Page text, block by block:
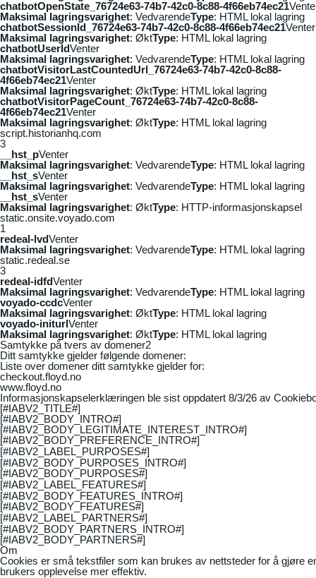
chatbotOpenState_76724e63-74b7-42c0-8c88-4f66eb74ec21
Maksimal lagringsvarighet: VedvarendeType: HTML lokal lagring
chatbotSessionId_76724e63-74b7-42c0-8c88-4f66eb74ec21Venter
Maksimal lagringsvarighet: ØktType: HTML lokal lagring
chatbotUserIdVenter
Maksimal lagringsvarighet: VedvarendeType: HTML lokal lagring
chatbotVisitorLastCountedUrl_76724e63-74b7-42c0-8c88-
4f66eb74ec21Venter
Maksimal lagringsvarighet: ØktType: HTML lokal lagring
chatbotVisitorPageCount_76724e63-74b7-42c0-8c88-
4f66eb74ec21Venter
Maksimal lagringsvarighet: ØktType: HTML lokal lagring
script.historianhq.com
3
__hst_pVenter
Maksimal lagringsvarighet: VedvarendeType: HTML lokal lagring
__hst_sVenter
Maksimal lagringsvarighet: VedvarendeType: HTML lokal lagring
__hst_sVenter
Maksimal lagringsvarighet: ØktType: HTTP-informasjonskapsel
static.onsite.voyado.com
1
redeal-lvdVenter
Maksimal lagringsvarighet: VedvarendeType: HTML lokal lagring
static.redeal.se
3
redeal-idfdVenter
Maksimal lagringsvarighet: VedvarendeType: HTML lokal lagring
voyado-ccdcVenter
Maksimal lagringsvarighet: ØktType: HTML lokal lagring
voyado-initurlVenter
Maksimal lagringsvarighet: ØktType: HTML lokal lagring
Samtykke på tvers av domener2
Ditt samtykke gjelder følgende domener:
Liste over domener ditt samtykke gjelder for:
checkout.floyd.no
www.floyd.no
Informasjonskapselerklæringen ble sist oppdatert 8/3/26 av
[#IABV2_TITLE#]
[#IABV2_BODY_INTRO#]
[#IABV2_BODY_LEGITIMATE_INTEREST_INTRO#]
[#IABV2_BODY_PREFERENCE_INTRO#]
[#IABV2_LABEL_PURPOSES#]
[#IABV2_BODY_PURPOSES_INTRO#]
[#IABV2_BODY_PURPOSES#]
[#IABV2_LABEL_FEATURES#]
[#IABV2_BODY_FEATURES_INTRO#]
[#IABV2_BODY_FEATURES#]
[#IABV2_LABEL_PARTNERS#]
[#IABV2_BODY_PARTNERS_INTRO#]
[#IABV2_BODY_PARTNERS#]
Om
Cookies er små tekstfiler som kan brukes av nettsteder for å gjøre
brukers opplevelse mer effektiv.